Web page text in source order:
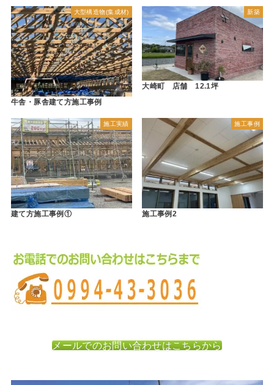
大型構造物(集成材)
牛舎・豚舎建て方施工事例
新築
大崎町 店舗 12.1坪
施工実績
建て方施工事例①
施工事例
施工事例2
メールでのお問い合わせはこちらから